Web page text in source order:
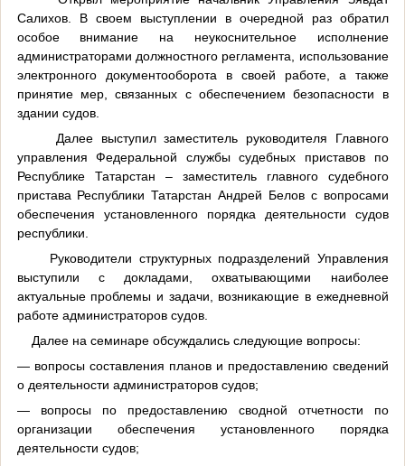
Салихов. В своем выступлении в очередной раз обратил
особое внимание на неукоснительное исполнение
администраторами должностного регламента, использование
электронного документооборота в своей работе, а также
принятие мер, связанных с обеспечением безопасности в
здании судов.
Далее выступил заместитель руководителя Главного
управления Федеральной службы судебных приставов по
Республике Татарстан – заместитель главного судебного
пристава Республики Татарстан Андрей Белов с вопросами
обеспечения установленного порядка деятельности судов
республики.
Руководители структурных подразделений Управления
выступили с докладами, охватывающими наиболее
актуальные проблемы и задачи, возникающие в ежедневной
работе администраторов судов.
Далее на семинаре обсуждались следующие вопросы:
— вопросы составления планов и предоставлению сведений
о деятельности администраторов судов;
— вопросы по предоставлению сводной отчетности по
организации обеспечения установленного порядка
деятельности судов;